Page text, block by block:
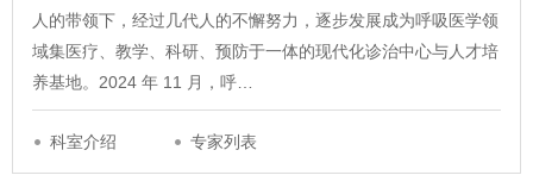
人的带领下，经过几代人的不懈努力，逐步发展成为呼吸医学领
域集医疗、教学、科研、预防于一体的现代化诊治中心与人才培
养基地。2024 年 11 月，呼…
科室介绍 专家列表